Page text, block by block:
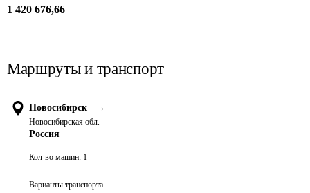
1 420 676,66
Маршруты и транспорт
Новосибирск →
Новосибирская обл.
Россия
Кол-во машин: 1
Варианты транспорта